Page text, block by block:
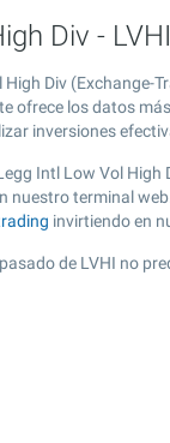
Div -
High Div
ofrece los datos
inversiones
Intl Low Vol
nuestro terminal
invirtiendo en
de LVHI no